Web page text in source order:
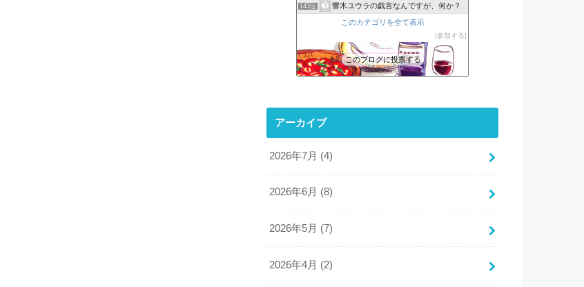
143位 響木ユウラの戯言なんですが、何か？
このカテゴリを全て表示
参加する
このブログに投票する
アーカイブ
2026年7月 (4)
2026年6月 (8)
2026年5月 (7)
2026年4月 (2)